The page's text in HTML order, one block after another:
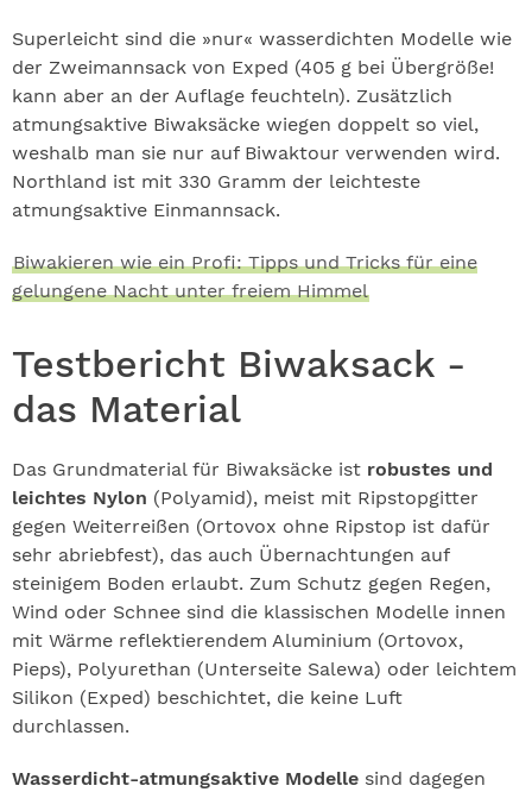
Superleicht sind die »nur« wasserdichten Modelle wie
der Zweimannsack von Exped (405 g bei Übergröße!
kann aber an der Auflage feuchteln). Zusätzlich
atmungsaktive Biwaksäcke wie­gen doppelt so viel,
weshalb man sie nur auf Biwaktour verwenden wird.
Northland ist mit 330 Gramm der leichteste
atmungsaktive Einmannsack.
Biwakieren wie ein Profi: Tipps und Tricks für eine
gelungene Nacht unter freiem Himmel
Testbericht Biwaksack -
das Material
Das Grundmaterial für Biwaksäcke ist robustes und
leichtes Nylon (Polyamid), meist mit Ripstopgitter
gegen Weiterreißen (Ortovox ohne Ripstop ist dafür
sehr abriebfest), das auch Übernachtungen auf
steinigem Boden erlaubt. Zum Schutz gegen Regen,
Wind oder Schnee sind die klassischen Modelle innen
mit Wärme reflektierendem Aluminium (Ortovox,
Pieps), Polyurethan (Unterseite Salewa) oder leichtem
Silikon (Exped) beschichtet, die keine Luft
durchlassen.
Wasserdicht-atmungsaktive Modelle sind dagegen